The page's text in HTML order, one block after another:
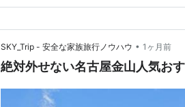
SKY_Trip - 安全な家族旅行ノウハウ • 1ヶ月前
絶対外せない名古屋金山人気お